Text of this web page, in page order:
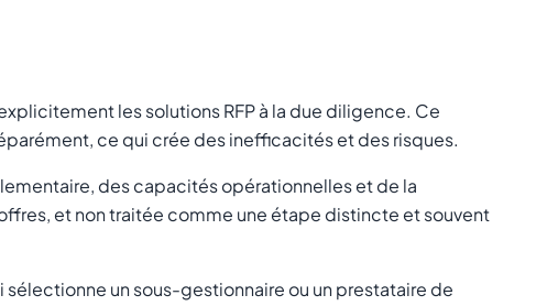
les solutions RFP à la due diligence. Ce
ce qui crée des inefficacités et des risques.
des capacités opérationnelles et de la
et non traitée comme une étape distincte et souvent
un sous-gestionnaire ou un prestataire de